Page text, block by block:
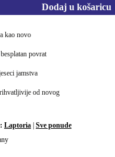
Dodaj u košaricu
kao novo
povrat
jamstva
od novog
Laptoria Sve ponude